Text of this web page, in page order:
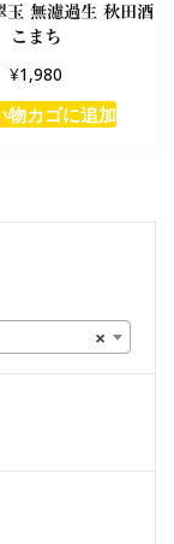
玉 無濾過生 秋田酒
こまち
¥1,980
物カゴに追加
×